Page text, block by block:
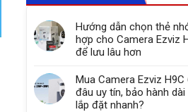
Hướng dẫn chọn thẻ
hợp cho Camera Ezviz
để lưu lâu hơn
Mua Camera Ezviz H9C
đâu uy tín, bảo hành dài
lắp đặt nhanh?